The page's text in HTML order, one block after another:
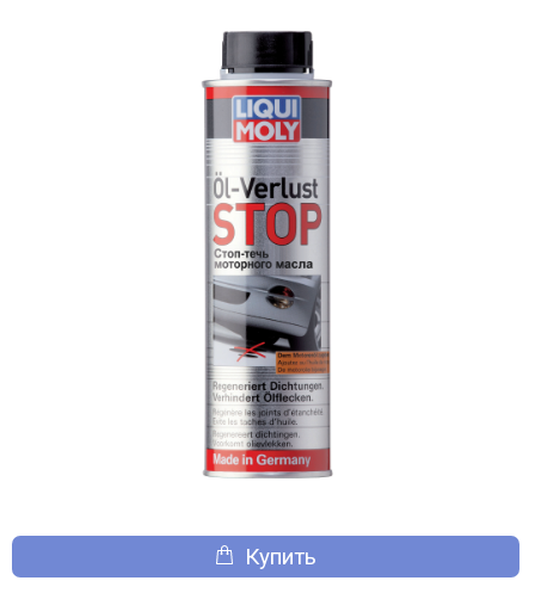
Купить